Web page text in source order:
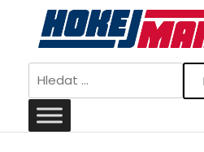
content
Vyhledávání